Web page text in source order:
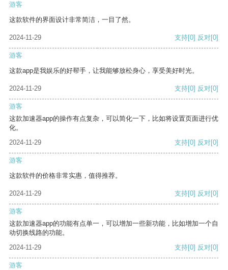
游客
这款软件的界面设计非常简洁，一目了然。
2024-11-29 支持[0] 反对[0]
游客
这款app是我娱乐的好帮手，让我能够放松身心，享受美好时光。
2024-11-29 支持[0] 反对[0]
游客
这款加速器app的操作有点复杂，可以简化一下，比如将设置页面进行优
化。
2024-11-29
支持[0] 反对[0]
游客
这款软件的价格非常实惠，值得推荐。
2024-11-29 支持[0] 反对[0]
游客
这款加速器app的功能有点单一，可以增加一些新功能，比如增加一个自
动切换线路的功能。
2024-11-29
支持[0] 反对[0]
游客